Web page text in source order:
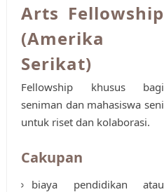
Arts Fellowship
(Amerika
Serikat)
Fellowship khusus bagi
seniman dan mahasiswa seni
untuk riset dan kolaborasi.
Cakupan
biaya pendidikan atau